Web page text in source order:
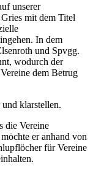
unserer
mit dem Titel
In dem
und Spvgg.
wodurch der
dem Betrug
klarstellen.
die Vereine
er anhand von
für Vereine